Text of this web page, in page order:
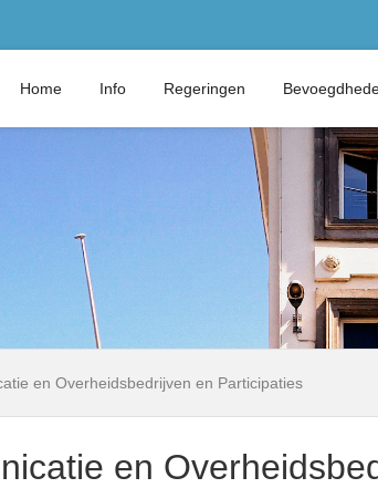
Home Info Regeringen
en Overheidsbedrijven en Participaties
en